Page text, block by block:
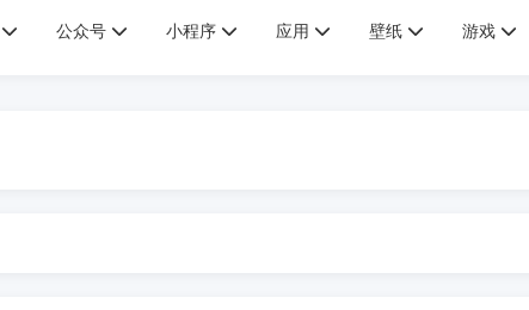
公众号 小程序 应用 壁纸 游戏